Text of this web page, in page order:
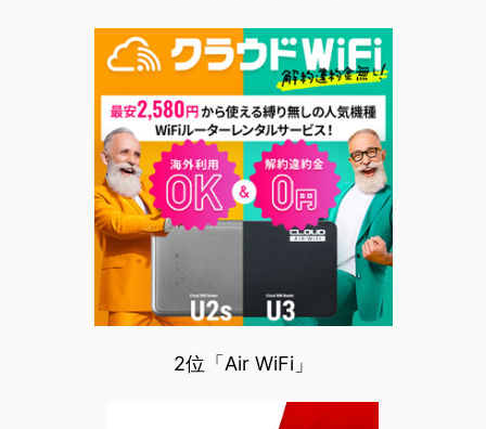
2位「Air WiFi」